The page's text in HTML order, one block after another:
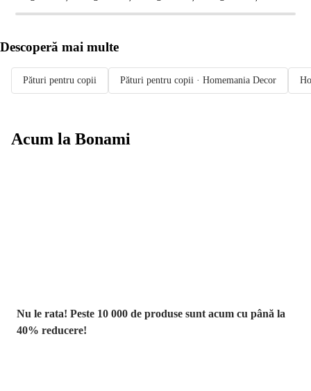
Descoperă mai multe
Pături pentru copii Pături pentru copii · Homemania Decor
Acum la Bonami
Nu le rata! Peste 10 000 de produse sunt acum cu până la
40% reducere!